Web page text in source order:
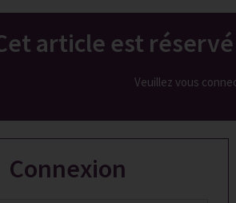
article est
Veuillez vous
Connexion